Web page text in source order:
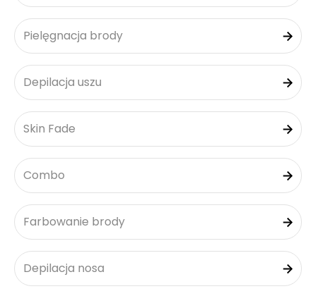
Pielęgnacja brody
Depilacja uszu
Skin Fade
Combo
Farbowanie brody
Depilacja nosa